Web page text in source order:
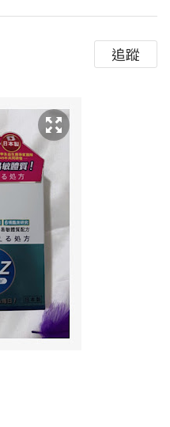
追蹤